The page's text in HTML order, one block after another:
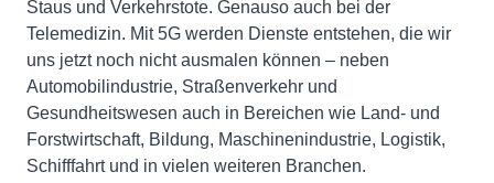
Staus und Verkehrstote. Genauso auch bei der
Telemedizin. Mit 5G werden Dienste entstehen, die wir
uns jetzt noch nicht ausmalen können – neben
Automobilindustrie, Straßenverkehr und
Gesundheitswesen auch in Bereichen wie Land- und
Forstwirtschaft, Bildung, Maschinenindustrie, Logistik,
Schifffahrt und in vielen weiteren Branchen.